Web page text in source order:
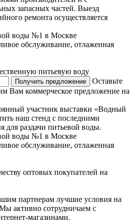
запасных частей. Выезд
ремонта осуществляется
воды №1 в Москве
обслуживание, отлаженная
питьевую воду
Оставьте
Вам коммерческое предложение на
участник выставки «Водный
наш стенд с последними
для раздачи питьевой воды.
воды №1 в Москве
обслуживание, отлаженная
оптовых покупателей на
партнерам лучшие условия на
активно сотрудничаем с
магазинами.